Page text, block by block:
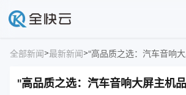
全部新闻>最新新闻>"高品质之选：汽车音响
"高品质之选：汽车音响大屏主机